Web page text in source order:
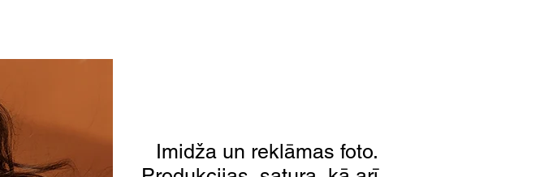
Imidža un reklāmas foto.